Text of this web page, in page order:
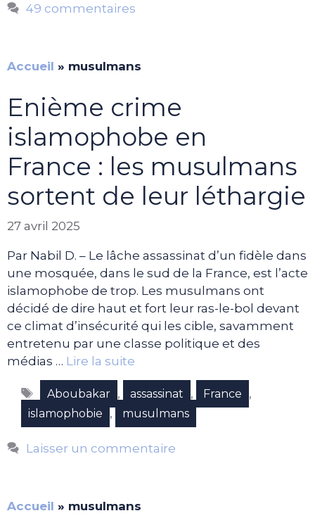
49 commentaires
Accueil » musulmans
Enième crime
islamophobe en
France : les musulmans
sortent de leur léthargie
27 avril 2025
Par Nabil D. – Le lâche assassinat d’un fidèle dans
une mosquée, dans le sud de la France, est l’acte
islamophobe de trop. Les musulmans ont
décidé de dire haut et fort leur ras-le-bol devant
ce climat d’insécurité qui les cible, savamment
entretenu par une classe politique et des
médias … Lire la suite
Étiquettes
Aboubakar , assassinat , France ,
islamophobie , musulmans
Laisser un commentaire
Accueil » musulmans